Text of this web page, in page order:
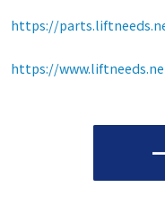
https://
https://